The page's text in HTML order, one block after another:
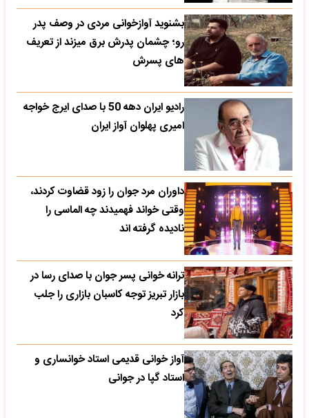
بشنوید آوازخوانی مردی در وصف پدر
رو؛ چشمان پدرش برق میزند از تعریف
های پسرش
رادیو ایران دهه 50 با صدای ایرج خواجه
امیری پهلوان آواز ایران
داوران مرد جوان را زود قضاوت کردند،
وقتی خواند فهمیدند چه الماسی را
نادیده گرفته اند
ترانه خوانی پسر جوان با صدای رسا در
بازار تبریز توجه کاسبان بازاری را جلب
کرد
آواز خوانی قدیمی استاد خوانساری و
استاد گپا در جوانی